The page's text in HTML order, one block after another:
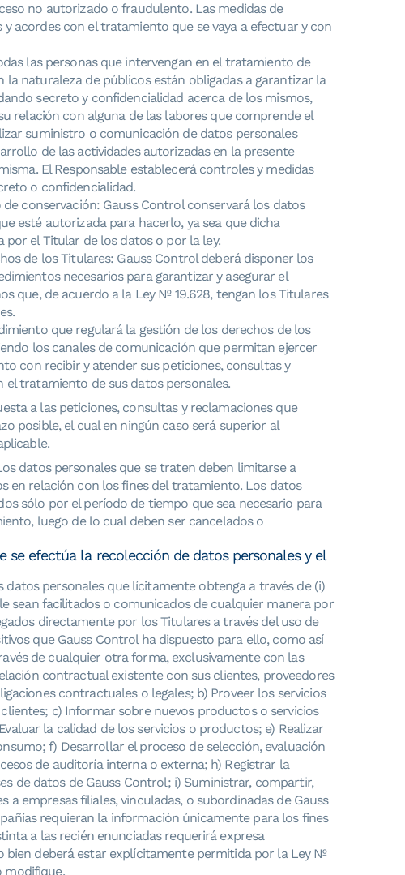
no autorizado o fraudulento. Las medidas de
y acordes con el tratamiento que se vaya a efectuar y con
las personas que intervengan en el tratamiento de
la naturaleza de públicos están obligadas a garantizar la
secreto y confidencialidad acerca de los mismos,
relación con alguna de las labores que comprende el
suministro o comunicación de datos personales
de las actividades autorizadas en la presente
El Responsable establecerá controles y medidas
o confidencialidad.
conservación: Gauss Control conservará los datos
esté autorizada para hacerlo, ya sea que dicha
por el Titular de los datos o por la ley.
de los Titulares: Gauss Control deberá disponer los
necesarios para garantizar y asegurar el
que, de acuerdo a la Ley Nº 19.628, tengan los Titulares
que regulará la gestión de los derechos de los
los canales de comunicación que permitan ejercer
con recibir y atender sus peticiones, consultas y
el tratamiento de sus datos personales.
a las peticiones, consultas y reclamaciones que
posible, el cual en ningún caso será superior al
datos personales que se traten deben limitarse a
en relación con los fines del tratamiento. Los datos
sólo por el período de tiempo que sea necesario para
luego de lo cual deben ser cancelados o
se efectúa la recolección de datos personales y el
datos personales que lícitamente obtenga a través de (i)
sean facilitados o comunicados de cualquier manera por
directamente por los Titulares a través del uso de
que Gauss Control ha dispuesto para ello, como así
de cualquier otra forma, exclusivamente con las
contractual existente con sus clientes, proveedores
contractuales o legales; b) Proveer los servicios
c) Informar sobre nuevos productos o servicios
la calidad de los servicios o productos; e) Realizar
f) Desarrollar el proceso de selección, evaluación
de auditoría interna o externa; h) Registrar la
de datos de Gauss Control; i) Suministrar, compartir,
a empresas filiales, vinculadas, o subordinadas de Gauss
requieran la información únicamente para los fines
a las recién enunciadas requerirá expresa
deberá estar explícitamente permitida por la Ley Nº
modifique.